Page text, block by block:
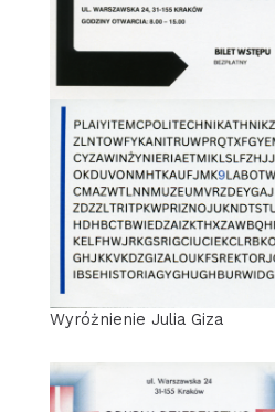
Wyróżnienie Julia Giza